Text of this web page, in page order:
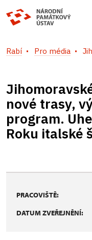
Rabí Pro média
nové trasy,
program.
Roku italské
PRACOVIŠTĚ:
DATUM ZVEŘEJNĚNÍ: